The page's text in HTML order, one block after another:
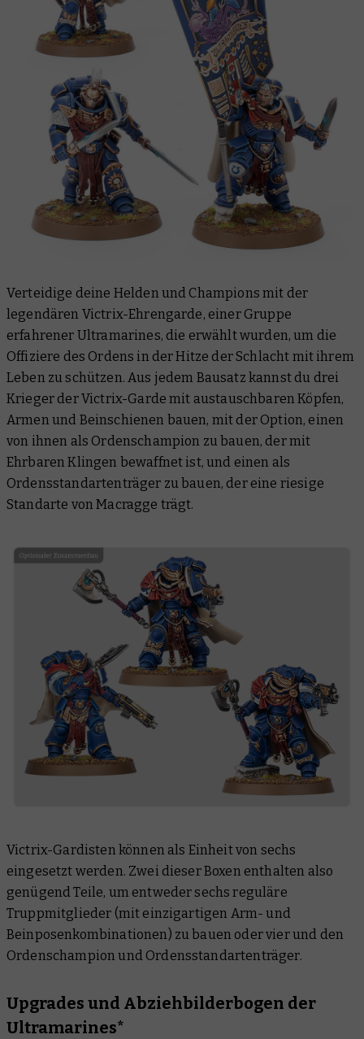
Verteidige deine Helden und Champions mit der
legendären Victrix-Ehrengarde, einer Gruppe
erfahrener Ultramarines, die erwählt wurden, um die
Offiziere des Ordens in der Hitze der Schlacht mit ihrem
Leben zu schützen. Aus jedem Bausatz kannst du drei
Krieger der Victrix-Garde mit austauschbaren Köpfen,
Armen und Beinschienen bauen, mit der Option, einen
von ihnen als Ordenschampion zu bauen, der mit
Ehrbaren Klingen bewaffnet ist, und einen als
Ordensstandartenträger zu bauen, der eine riesige
Standarte von Macragge trägt.
Victrix-Gardisten können als Einheit von sechs
eingesetzt werden. Zwei dieser Boxen enthalten also
genügend Teile, um entweder sechs reguläre
Truppmitglieder (mit einzigartigen Arm- und
Beinposenkombinationen) zu bauen oder vier und den
Ordenschampion und Ordensstandartenträger.
Upgrades und Abziehbilderbogen der
Ultramarines*